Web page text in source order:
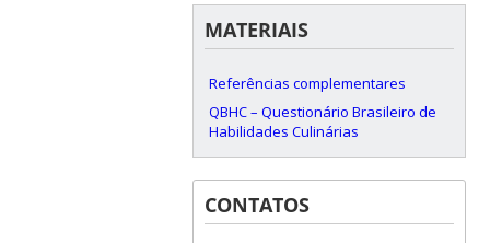
MATERIAIS
Referências complementares
QBHC – Questionário Brasileiro de
Habilidades Culinárias
CONTATOS